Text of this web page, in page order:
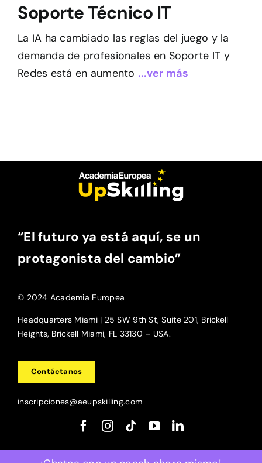
Soporte Técnico IT
La IA ha cambiado las reglas del juego y la
demanda de profesionales en Soporte IT y
Redes está en aumento ...ver más
“El futuro ya está aquí, se un
protagonista del cambio”
© 2024 Academia Europea
Headquarters Miami | 25 SW 9th St, Suite 201, Brickell
Heights, Brickell Miami, FL 33130 – USA.
Contáctanos
inscripciones@aeupskilling.com